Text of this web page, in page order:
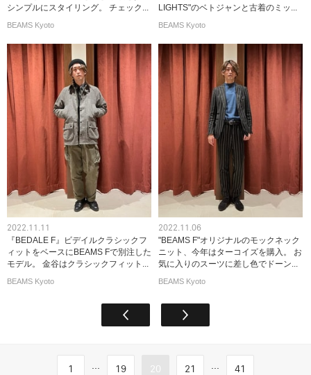
シンプルにスタイリング。 チェック...
BEAMS Kyoto
LIGHTS"のベトジャンと古着のミッ...
BEAMS Kyoto
2022.11.11
『BEDALE F』ビデイルクラシックフ
ィットをベースにBEAMS Fで別注した
モデル。 金谷はクラシックフィット...
BEAMS Kyoto
2022.11.06
"BEAMS F"オリジナルのモックネック
ニット、今年はターコイズを購入。 お
気に入りのスーツに差し色でドーン...
BEAMS Kyoto
1 ... 19 20 21 ... 41